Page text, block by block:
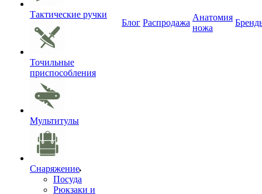
Тактические ручки
Точильные
приспособления
Мультитулы
Снаряжение
Посуда
Рюкзаки и
Блог Распродажа
Анатомия
ножа